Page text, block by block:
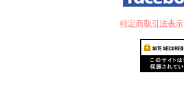
特定商取引法表示